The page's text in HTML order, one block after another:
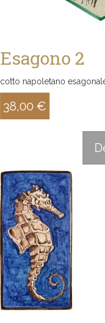
Esagono 2
cotto napoletano
38,00 €